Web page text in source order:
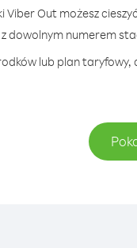
Viber Out możesz
z dowolnym numerem
lub plan taryfowy,